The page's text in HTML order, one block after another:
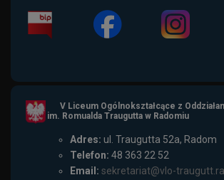
V Liceum Ogólnokształcące z
im. Romualda Traugutta w Radomiu
Adres: ul. Traugutta 52a, Radom
Telefon: 48 363 22 52
Email: sekretariat@vlo-